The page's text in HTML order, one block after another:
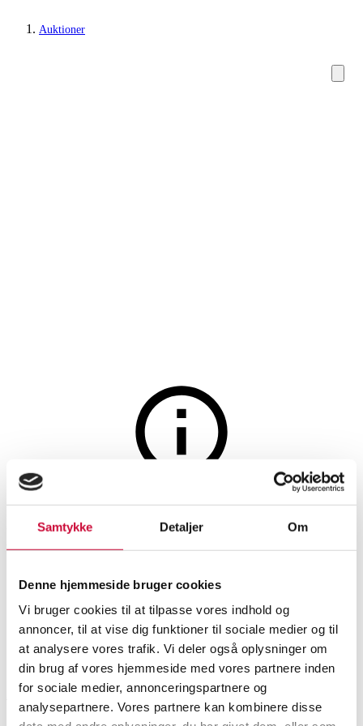
Samtykke Detaljer Om
Denne hjemmeside bruger cookies
Vi bruger cookies til at tilpasse vores indhold og
annoncer, til at vise dig funktioner til sociale medier og til
at analysere vores trafik. Vi deler også oplysninger om
din brug af vores hjemmeside med vores partnere inden
for sociale medier, annonceringspartnere og
analysepartnere. Vores partnere kan kombinere disse
Auktioner
Stole
H. J. Wegner. Fire
88P (4)
SHOWROOM
Aarhus
VURDERING
DKK 12.500
VARENUMMER
6534971